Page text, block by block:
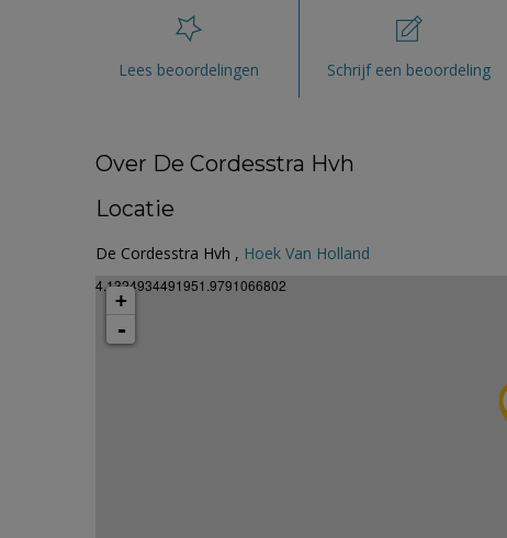
Lees beoordelingen Schrijf een beoordeling
Over De Cordesstra Hvh
Locatie
De Cordesstra Hvh , Hoek Van Holland
4.1324934491951.9791066802
+
-